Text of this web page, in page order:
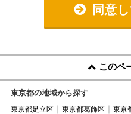
同意
このペ
東京都の地域から探す
東京都足立区 東京都葛飾区 東京